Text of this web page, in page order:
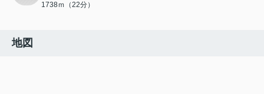
1738ｍ（22分）
地図